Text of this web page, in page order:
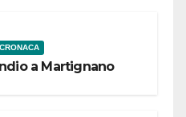
CRONACA
a Martignano